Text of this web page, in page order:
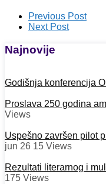
Previous Post
Next Post
Najnovije
Godišnja konferencija
Proslava 250 godina
Views
Uspešno završen pilot
jun 26 15 Views
Rezultati literarnog i
175 Views